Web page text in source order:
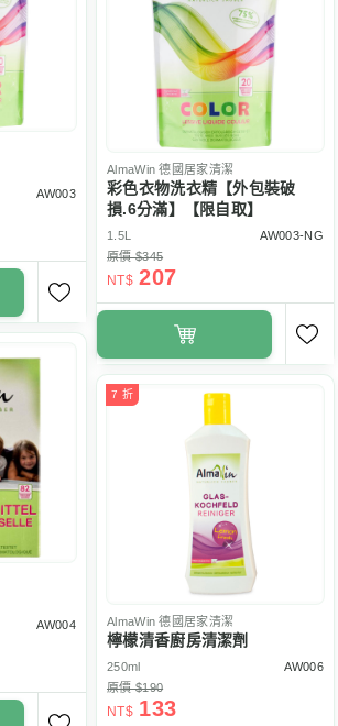
AW003
AlmaWin 德國居家清潔
彩色衣物洗衣精【外包裝破
損.6分滿】【限自取】
1.5L
AW003-NG
原價 $345
NT$ 207
AW004
7 折
AlmaWin 德國居家清潔
檸檬清香廚房清潔劑
250ml
AW006
原價 $190
NT$ 133